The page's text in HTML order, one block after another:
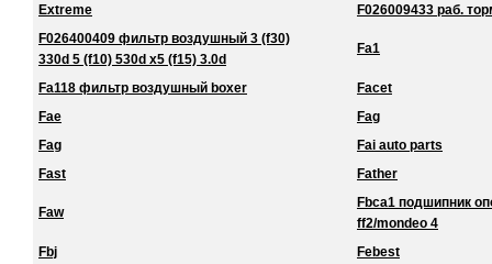
Extreme
F026009433 раб.
F026400409 фильтр воздушный 3 (f30)
330d 5 (f10) 530d x5 (f15) 3.0d
Fa1
Fa118 фильтр воздушный boxer
Facet
Fae
Fag
Fag
Fai auto parts
Fast
Father
Faw
Fbca1 подшипник
ff2/mondeo 4
Fbj
Febest